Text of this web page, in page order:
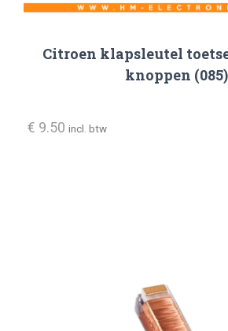
Citroen klapsleutel
knoppen (085)
€ 9.50 incl. btw